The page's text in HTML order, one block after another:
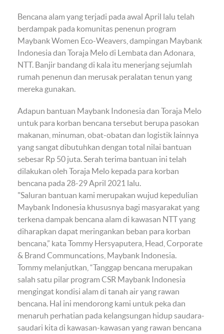
Bencana alam yang terjadi pada awal April lalu telah
berdampak pada komunitas penenun program
Maybank Women Eco-Weavers, dampingan Maybank
Indonesia dan Toraja Melo di Lembata dan Adonara,
NTT. Banjir bandang di kala itu menerjang sejumlah
rumah penenun dan merusak peralatan tenun yang
mereka gunakan.
Adapun bantuan Maybank Indonesia dan Toraja Melo
untuk para korban bencana tersebut berupa pasokan
makanan, minuman, obat-obatan dan logistik lainnya
yang sangat dibutuhkan dengan total nilai bantuan
sebesar Rp 50 juta. Serah terima bantuan ini telah
dilakukan oleh Toraja Melo kepada para korban
bencana pada 28-29 April 2021 lalu.
"Saluran bantuan kami merupakan wujud kepedulian
Maybank Indonesia khususnya bagi masyarakat yang
terkena dampak bencana alam di kawasan NTT yang
diharapkan dapat meringankan beban para korban
bencana,” kata Tommy Hersyaputera, Head, Corporate
& Brand Communcations, Maybank Indonesia.
Tommy melanjutkan, “Tanggap bencana merupakan
salah satu pilar program CSR Maybank Indonesia
mengingat kondisi alam di tanah air yang rawan
bencana. Hal ini mendorong kami untuk peka dan
menaruh perhatian pada kelangsungan hidup saudara-
saudari kita di kawasan-kawasan yang rawan bencana